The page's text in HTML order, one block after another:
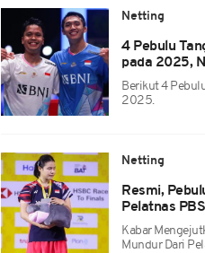
Netting
4 Pebulu
pada 2025,
Berikut 4
2025.
Netting
Resmi,
Pelatnas PBSI
Kabar
Mundur Dari